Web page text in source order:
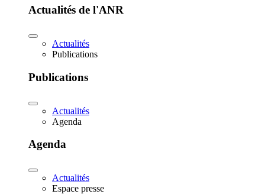
Actualités de l'ANR
Actualités
Publications
Publications
Actualités
Agenda
Agenda
Actualités
Espace presse